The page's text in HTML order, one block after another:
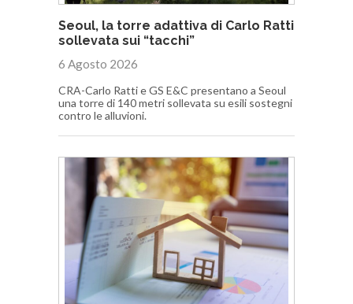
Seoul, la torre adattiva di Carlo Ratti
sollevata sui “tacchi”
6 Agosto 2026
CRA-Carlo Ratti e GS E&C presentano a Seoul
una torre di 140 metri sollevata su esili sostegni
contro le alluvioni.